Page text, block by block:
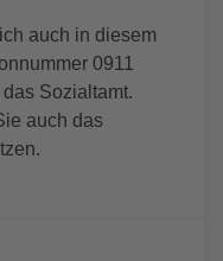
auch in diesem
0911
Sozialtamt.
auch das